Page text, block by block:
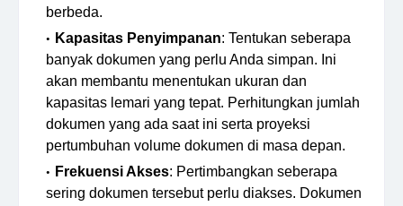
berbeda.
Kapasitas Penyimpanan: Tentukan seberapa
banyak dokumen yang perlu Anda simpan. Ini
akan membantu menentukan ukuran dan
kapasitas lemari yang tepat. Perhitungkan jumlah
dokumen yang ada saat ini serta proyeksi
pertumbuhan volume dokumen di masa depan.
Frekuensi Akses: Pertimbangkan seberapa
sering dokumen tersebut perlu diakses. Dokumen